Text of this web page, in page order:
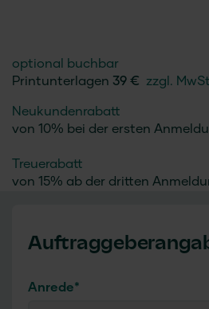
optional buchbar
Printunterlagen 39 € zzgl.
Neukundenrabatt
von 10% bei der ersten
Treuerabatt
von 15% ab der dritten
Anrede*